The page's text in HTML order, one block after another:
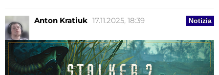
Notizia
Anton Kratiuk 17.11.2025, 18:39